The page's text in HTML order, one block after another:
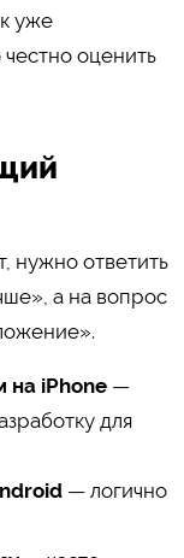
уже
оценить
нужно ответить
а на вопрос
на iPhone—
для
— логично